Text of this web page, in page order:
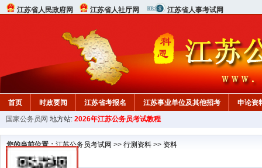
江苏省人民政府网 江苏省人社厅网 江苏省人事考试网
首页 时政要闻 江苏省考报名 江苏事业单位及其他招考
申论资
国家公务员网 地方站: 2026年江苏公务员考试教程
您的当前位置：江苏公务员考试网 >> 行测资料 >> 资料